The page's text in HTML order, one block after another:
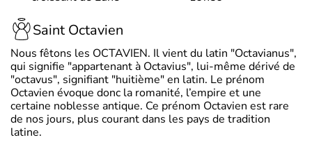
Saint Octavien
Nous fêtons les OCTAVIEN. Il vient du latin "Octavianus",
qui signifie "appartenant à Octavius", lui-même dérivé de
"octavus", signifiant "huitième" en latin. Le prénom
Octavien évoque donc la romanité, l’empire et une
certaine noblesse antique. Ce prénom Octavien est rare
de nos jours, plus courant dans les pays de tradition
latine.